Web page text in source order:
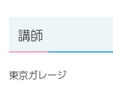
講師
東京ガレージ